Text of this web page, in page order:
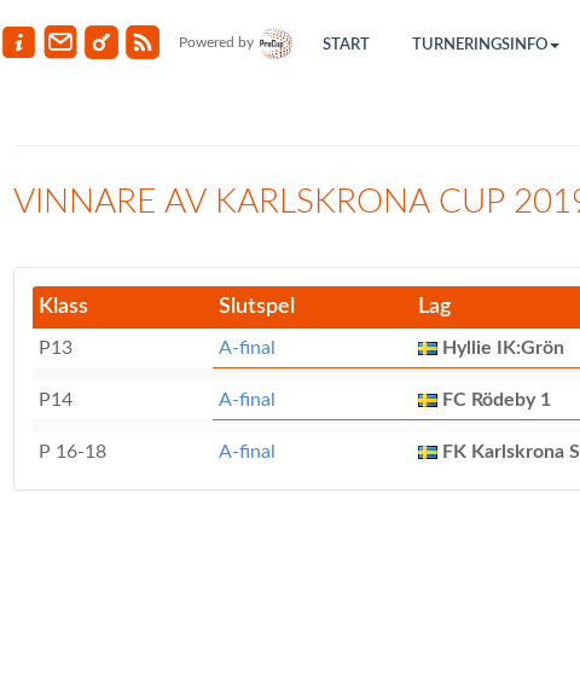
Powered by START TURNERINGSINFO
VINNARE AV KARLSKRONA CUP
Klass Slutspel Lag
P13 A-final Hyllie IK:Grön
P14 A-final FC Rödeby 1
P 16-18 A-final FK Karlskrona